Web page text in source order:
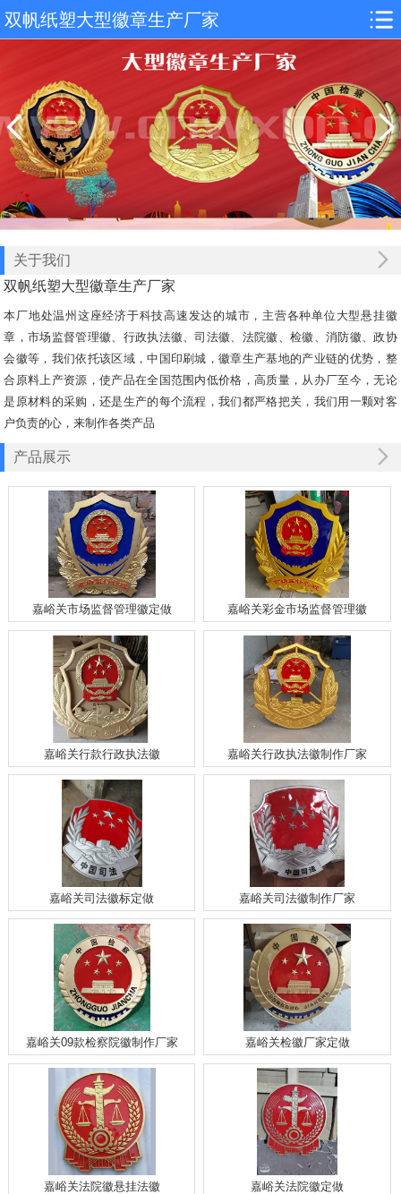
双帆纸塑大型徽章生产厂家
关于我们
双帆纸塑大型徽章生产厂家
本厂地处温州这座经济于科技高速发达的城市，主营各种单位大型悬挂徽
章，市场监督管理徽、行政执法徽、司法徽、法院徽、检徽、消防徽、政协
会徽等，我们依托该区域，中国印刷城，徽章生产基地的产业链的优势，整
合原料上产资源，使产品在全国范围内低价格，高质量，从办厂至今，无论
是原材料的采购，还是生产的每个流程，我们都严格把关，我们用一颗对客
户负责的心，来制作各类产品
产品展示
嘉峪关市场监督管理徽定做 嘉峪关彩金市场监督管理徽
嘉峪关行款行政执法徽 嘉峪关行政执法徽制作厂家
嘉峪关司法徽标定做 嘉峪关司法徽制作厂家
嘉峪关09款检察院徽制作厂家 嘉峪关检徽厂家定做
嘉峪关法院徽悬挂法徽 嘉峪关法院徽定做